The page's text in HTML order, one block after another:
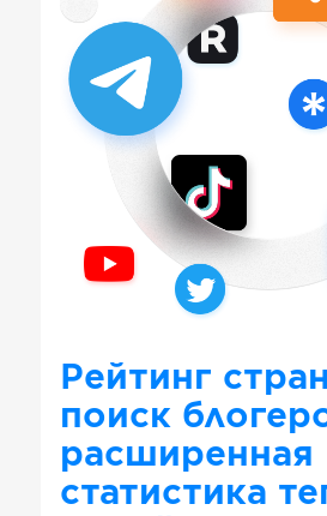
Рейтинг
поиск
расширенная
статистика